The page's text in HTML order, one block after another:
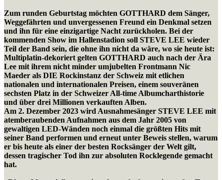
Zum runden Geburtstag möchten GOTTHARD dem Sänger,
Weggefährten und unvergessenen Freund ein Denkmal setzen
und ihn für eine einzigartige Nacht zurückholen. Bei der
kommenden Show im Hallenstadion soll STEVE LEE wieder
Teil der Band sein, die ohne ihn nicht da wäre, wo sie heute ist:
Multiplatin-dekoriert gelten GOTTHARD auch nach der Ära
Lee mit ihrem nicht minder umjubelten Frontmann Nic
Maeder als DIE Rockinstanz der Schweiz mit etlichen
nationalen und internationalen Preisen, einem souveränen
sechsten Platz in der Schweizer All-time Albumcharthistorie
und über drei Millionen verkauften Alben.
Am 2. Dezember 2023 wird Ausnahmesänger STEVE LEE mit
atemberaubenden Aufnahmen aus dem Jahr 2005 von
gewaltigen LED-Wänden noch einmal die größten Hits mit
seiner Band performen und erneut unter Beweis stellen, warum
er bis heute als einer der besten Rocksänger der Welt gilt,
dessen tragischer Tod ihn zur absoluten Rocklegende gemacht
hat.